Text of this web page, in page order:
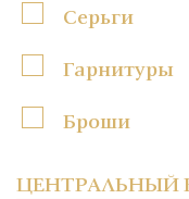
Серьги
Гарнитуры
Броши
ЦЕНТРАЛЬНЫЙ